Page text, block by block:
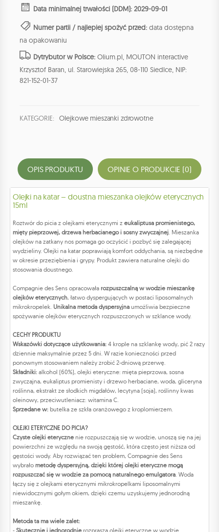
Data minimalnej trwałości (DDM): 2029-09-01
Numer partii / najlepiej spożyć przed: data dostępna
na opakowaniu
Dytrybutor w Polsce: Olium.pl, MOUTON interactive
Krzysztof Baran, ul. Starowiejska 265, 08-110 Siedlce, NIP:
821-152-01-37
KATEGORIE: Olejkowe mieszanki zdrowotne
OPIS PRODUKTU OPINIE O PRODUKCIE (0)
Olejki na katar – doustna mieszanka olejków eterycznych
15ml
Roztwór do picia z olejkami eterycznymi z eukaliptusa promienistego,
mięty pieprzowej, drzewa herbacianego i sosny zwyczajnej . Mieszanka
olejków na zatkany nos pomaga go oczyścić i pozbyć się zalegającej
wydzieliny. Olejki na katar poprawiają komfort oddychania, są niezbędne
w okresie przeziębienia i grypy. Produkt zawiera naturalne olejki do
stosowania doustnego.
Compagnie des Sens opracowała rozpuszczalną w wodzie mieszankę
olejków eterycznych, łatwo dyspergujących w postaci liposomalnych
mikrokropelek. Unikalna metoda dyspersyjna umożliwia bezpieczne
spożywanie olejków eterycznych rozpuszczonych w szklance wody.
CECHY PRODUKTU
Wskazówki dotyczące użytkowania: 4 krople na szklankę wody, pić 2 razy
dziennie maksymalnie przez 5 dni. W razie konieczności przed
ponownym stosowaniem należy zrobić 2-dniową przerwę.
Składniki: alkohol (60%), olejki eteryczne: mięta pieprzowa, sosna
zwyczajna, eukaliptus promienisty i drzewo herbaciane, woda, gliceryna
roślinna, ekstrakt ze słodkich migdałów, lecytyna (soja), roślinny kwas
oleinowy, przeciwutleniacz: witamina C.
Sprzedane w: butelka ze szkła oranżowego z kroplomierzem.
OLEJKI ETERYCZNE DO PICIA?
Czyste olejki eteryczne nie rozpuszczają się w wodzie, unoszą się na jej
powierzchni ze względu na swoją gęstość, która często jest niższa od
gęstości wody. Aby rozwiązać ten problem, Compagnie des Sens
wybrało metodę dyspersyjną, dzięki której olejki eteryczne mogą
rozpuszczać się w wodzie za pomocą naturalnego emulgatora . Woda
łączy się z olejkami eterycznymi mikrokropelkami liposomalnymi
niewidocznymi gołym okiem, dzięki czemu uzyskujemy jednorodną
mieszankę.
Metoda ta ma wiele zalet:
- Skutecznie i jednorodnie rozprasza olejki eteryczne w wodzie.